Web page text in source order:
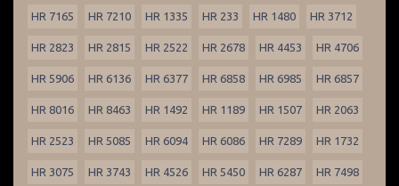
HR 7165 HR 7210 HR 1335 HR 233 HR 1480 HR 3712
HR 2823 HR 2815 HR 2522 HR 2678 HR 4453 HR 4706
HR 5906 HR 6136 HR 6377 HR 6858 HR 6985 HR 6857
HR 8016 HR 8463 HR 1492 HR 1189 HR 1507 HR 2063
HR 2523 HR 5085 HR 6094 HR 6086 HR 7289 HR 1732
HR 3075 HR 3743 HR 4526 HR 5450 HR 6287 HR 7498